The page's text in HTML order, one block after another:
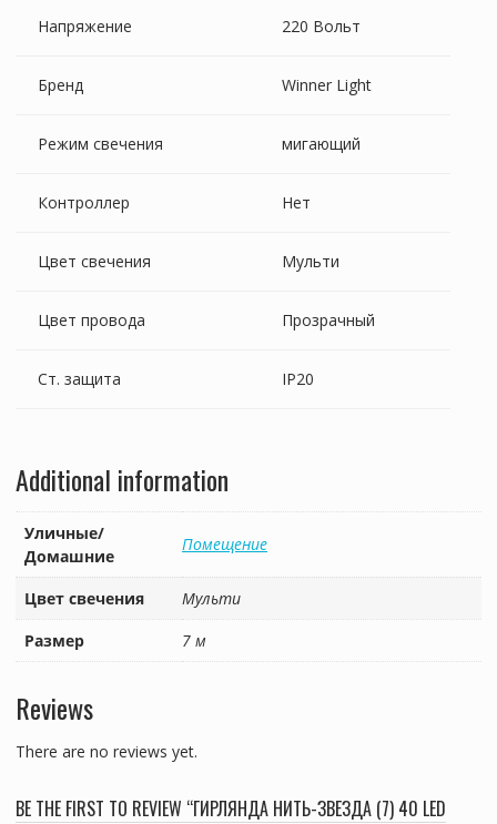
Напряжение 220 Вольт
Бренд Winner Light
Режим свечения мигающий
Контроллер Нет
Цвет свечения Мульти
Цвет провода Прозрачный
Ст. защита IP20
Additional information
Уличные/
Домашние
Помещение
Цвет свечения
Мульти
Размер
7 м
Reviews
There are no reviews yet.
BE THE FIRST TO REVIEW “ГИРЛЯНДА НИТЬ-ЗВЕЗДА (7) 40 LED